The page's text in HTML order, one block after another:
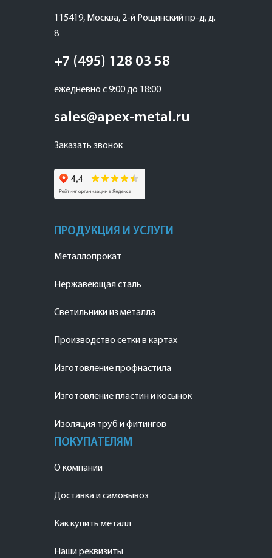
115419, Москва, 2-й Рощинский пр-д, д.
8
+7 (495) 128 03 58
ежедневно с 9:00 до 18:00
sales@apex-metal.ru
Заказать звонок
ПРОДУКЦИЯ И УСЛУГИ
Металлопрокат
Нержавеющая сталь
Светильники из металла
Производство сетки в картах
Изготовление профнастила
Изготовление пластин и косынок
Изоляция труб и фитингов
ПОКУПАТЕЛЯМ
О компании
Доставка и самовывоз
Как купить металл
Наши реквизиты